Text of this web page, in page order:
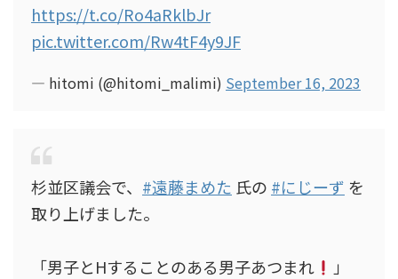
https://t.co/Ro4aRklbJr
pic.twitter.com/Rw4tF4y9JF
— hitomi (@hitomi_malimi) September 16, 2023
杉並区議会で、 #遠藤まめた 氏の #にじーず を
取り上げました。
「男子とHすることのある男子あつまれ
」